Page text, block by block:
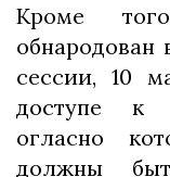
Кроме
обнародован
сессии, 10
доступе к
огласно
должны